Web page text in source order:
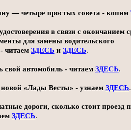
— четыре простых совета - копим
в связи с окончанием
для замены водительского
читаем ЗДЕСЬ и ЗДЕСЬ.
свой автомобиль - читаем ЗДЕСЬ.
«Лады Весты» - узнаем ЗДЕСЬ.
дороги, сколько стоит проезд
ЗДЕСЬ.